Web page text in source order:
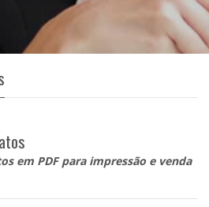
em PDF para impressão e venda